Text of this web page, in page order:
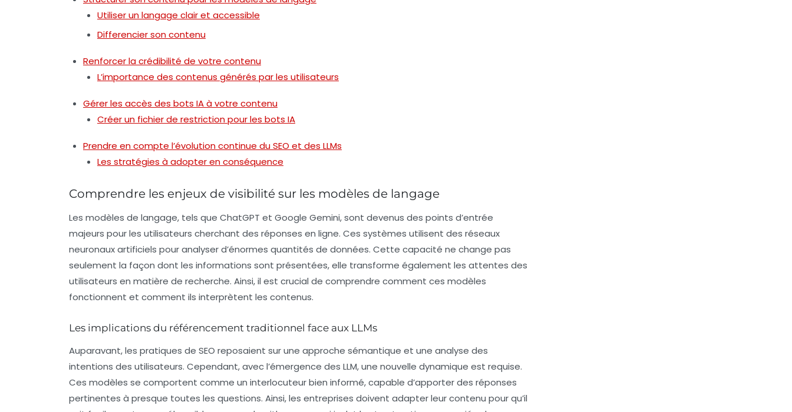
Utiliser un langage clair et accessible
Differencier son contenu
Renforcer la crédibilité de votre contenu
L’importance des contenus générés par les utilisateurs
Gérer les accès des bots IA à votre contenu
Créer un fichier de restriction pour les bots IA
Prendre en compte l’évolution continue du SEO et des LLMs
Les stratégies à adopter en conséquence
Comprendre les enjeux de visibilité sur les modèles de langage
Les modèles de langage, tels que ChatGPT et Google Gemini, sont devenus des points d’entrée
majeurs pour les utilisateurs cherchant des réponses en ligne. Ces systèmes utilisent des réseaux
neuronaux artificiels pour analyser d’énormes quantités de données. Cette capacité ne change pas
seulement la façon dont les informations sont présentées, elle transforme également les attentes des
utilisateurs en matière de recherche. Ainsi, il est crucial de comprendre comment ces modèles
fonctionnent et comment ils interprètent les contenus.
Les implications du référencement traditionnel face aux LLMs
Auparavant, les pratiques de SEO reposaient sur une approche sémantique et une analyse des
intentions des utilisateurs. Cependant, avec l’émergence des LLM, une nouvelle dynamique est requise.
Ces modèles se comportent comme un interlocuteur bien informé, capable d’apporter des réponses
pertinentes à presque toutes les questions. Ainsi, les entreprises doivent adapter leur contenu pour qu’il